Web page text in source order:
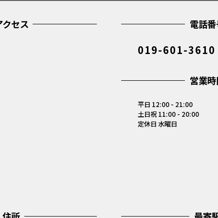
クセス 電話
019-601-3610
営業
平日 12:00 - 21:00
土日祝 11:00 - 20:00
定休日 水曜日